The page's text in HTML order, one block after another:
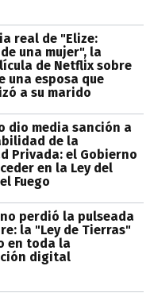
real de "Elize:
una mujer", la
de Netflix sobre
una esposa que
a su marido
dio media sanción a
de la
Privada: el Gobierno
en la Ley del
Fuego
perdió la pulseada
la "Ley de Tierras"
en toda la
digital